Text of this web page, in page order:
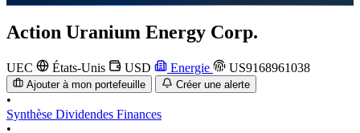
Action Uranium Energy Corp.
UEC États-Unis USD Energie US9168961038
Ajouter à mon portefeuille Créer une alerte
•
Synthèse Dividendes Finances
•